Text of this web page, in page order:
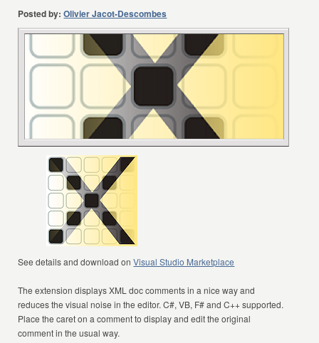
Posted by: Olivier Jacot-Descombes
See details and download onVisual Studio Marketplace
The extension displays XML doc comments in a nice way and
reduces the visual noise in the editor. C#, VB, F# and C++ supported.
Place the caret on a comment to display and edit the original
comment in the usual way.